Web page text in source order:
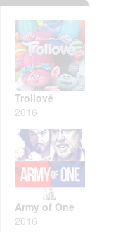
Trollové
2016
Army of One
2016